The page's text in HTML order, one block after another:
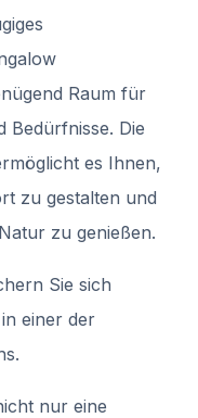
Raum für
Bedürfnisse. Die
es Ihnen,
zu gestalten und
zu genießen.
Sie sich
einer der
nur eine